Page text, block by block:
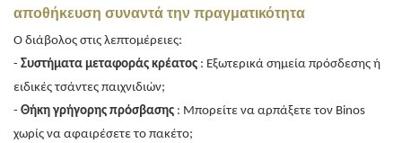
αποθήκευση συναντά την πραγματικότητα
Ο διάβολος στις λεπτομέρειες:
- Συστήματα μεταφοράς κρέατος : Εξωτερικά σημεία πρόσδεσης ή
ειδικές τσάντες παιχνιδιών;
- Θήκη γρήγορης πρόσβασης : Μπορείτε να αρπάξετε τον Binos
χωρίς να αφαιρέσετε το πακέτο;